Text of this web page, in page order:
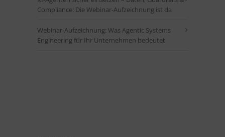
Compliance: Die Webinar-Aufzeichnung ist da
Webinar-Aufzeichnung: Was Agentic Systems
Engineering für Ihr Unternehmen bedeutet